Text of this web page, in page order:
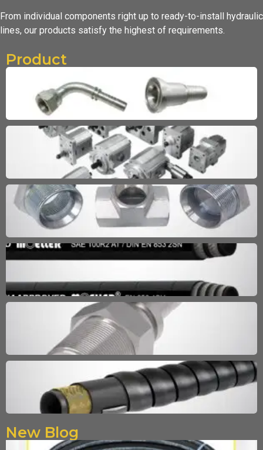
From individual components right up to ready-to-install hydraulic
lines, our products satisfy the highest of requirements.
Product
New Blog